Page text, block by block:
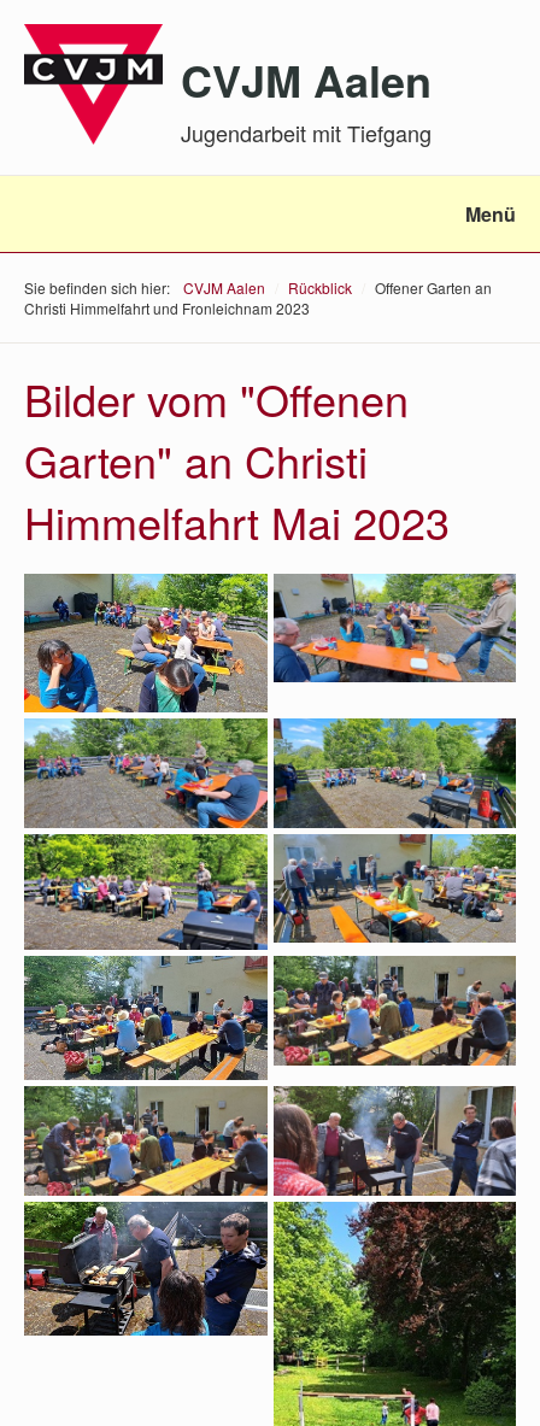
CVJM Aalen
Jugendarbeit mit Tiefgang
Menü
Sie befinden sich hier: CVJM Aalen Rückblick
Offener Garten an
Christi Himmelfahrt und Fronleichnam 2023
Bilder vom "Offenen
Garten" an Christi
Himmelfahrt Mai 2023